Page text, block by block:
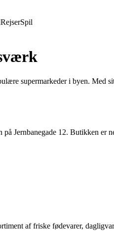
RejserSpil
supermarkeder i byen. Med
Jernbanegade 12. Butikken er
af friske fødevarer,